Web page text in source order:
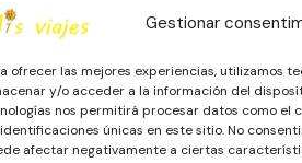
Gestionar
ofrecer las mejores experiencias, utilizamos
y/o acceder a la información del
nos permitirá procesar datos como el
únicas en este sitio. No
afectar negativamente a ciertas
de Oporto se llama
de la ciudad. Su nombre
portugueses. Se trata
»